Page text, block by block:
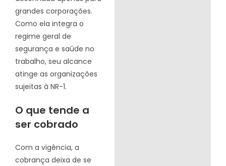
grandes corporações.
Como ela integra o
regime geral de
segurança e saúde no
trabalho, seu alcance
atinge as organizações
sujeitas à NR-1.
O que tende a
ser cobrado
Com a vigência, a
cobrança deixa de se